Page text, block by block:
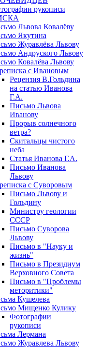
рукописи
Львова Ковалёву
Якутина
Журавлёва Львову
Андруского Львову
Ковалёва Львову
с Ивановым
Рецензия В.Гольдина
на статью Иванова
Г.А.
Письмо Львова
Иванову
Прорыв солнечного
ветра?
Скитальцы чистого
неба
Статья Иванова Г.А.
Письмо Иванова
Львову
с Суворовым
Письмо Львову и
Гольдину
Министру геологии
СССР
Письмо Суворова
Львову
Письмо в "Науку и
жизнь"
Письмо в Президиум
Верховного Совета
Письмо в "Проблемы
меторитики"
Кушелева
Мищенко Кулику
Фотографии
рукописи
Лермана
Журавлева Львову